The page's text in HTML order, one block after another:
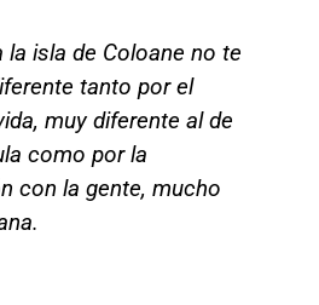
la isla de Coloane no te
tanto por el
muy diferente al de
como por la
con la gente, mucho